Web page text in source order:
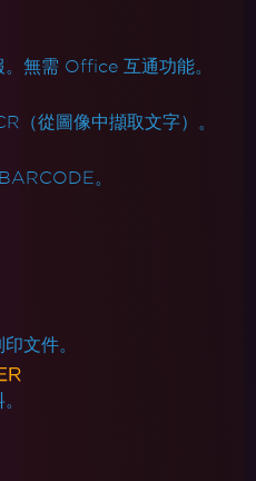
無需 Office 互通功能。
（從圖像中擷取文字）。
。
文件。